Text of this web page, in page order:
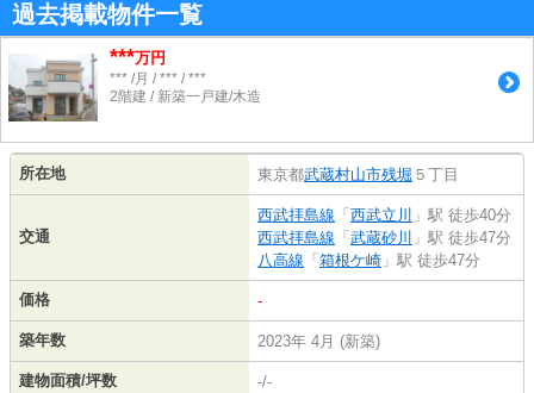
過去掲載物件一覧
***万円
*** /月 / *** / ***
2階建 / 新築一戸建/木造
所在地 東京都武蔵村山市残堀 ５丁目
交通
西武拝島線 「 西武立川 」駅 徒歩40分
西武拝島線 「 武蔵砂川 」駅 徒歩47分
八高線 「 箱根ケ崎 」駅 徒歩47分
価格 -
築年数 2023年 4月 (新築)
建物面積/坪数 -/-